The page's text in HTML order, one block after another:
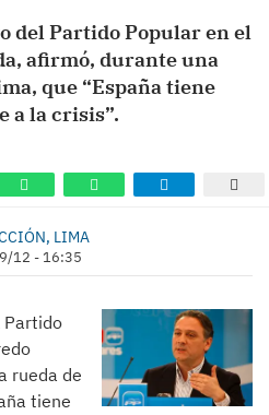
del Partido Popular en el
afirmó, durante una
que “España tiene
a la crisis”.
LIMA
12 - 16:35
Partido
rueda de
tiene